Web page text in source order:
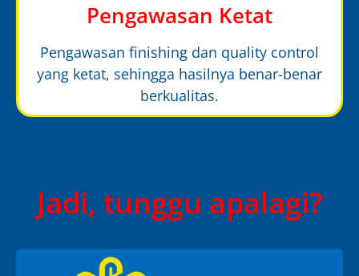
Pengawasan Ketat
Pengawasan finishing dan quality control
yang ketat, sehingga hasilnya benar-benar
berkualitas.
Jadi, tunggu apalagi?